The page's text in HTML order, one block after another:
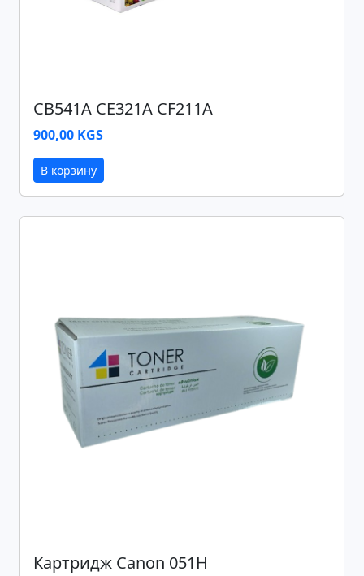
CB541A CE321A CF211A
900,00 KGS
В корзину
Картридж Canon 051H